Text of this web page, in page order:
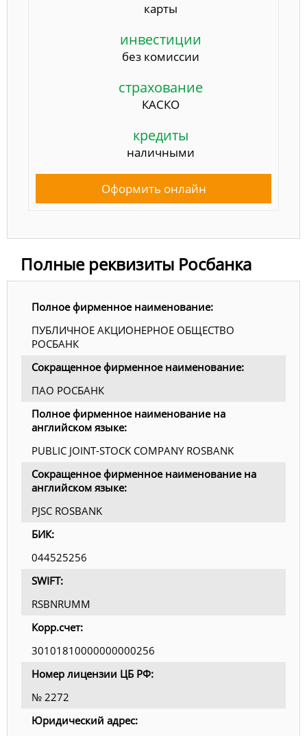
карты
инвестиции
без комиссии
страхование
КАСКО
кредиты
наличными
Оформить онлайн
Полные реквизиты Росбанка
Полное фирменное наименование:
ПУБЛИЧНОЕ АКЦИОНЕРНОЕ ОБЩЕСТВО
РОСБАНК
Сокращенное фирменное наименование:
ПАО РОСБАНК
Полное фирменное наименование на
английском языке:
PUBLIC JOINT-STOCK COMPANY ROSBANK
Сокращенное фирменное наименование на
английском языке:
PJSC ROSBANK
БИК:
044525256
SWIFT:
RSBNRUMM
Корр.счет:
30101810000000000256
Номер лицензии ЦБ РФ:
№ 2272
Юридический адрес: